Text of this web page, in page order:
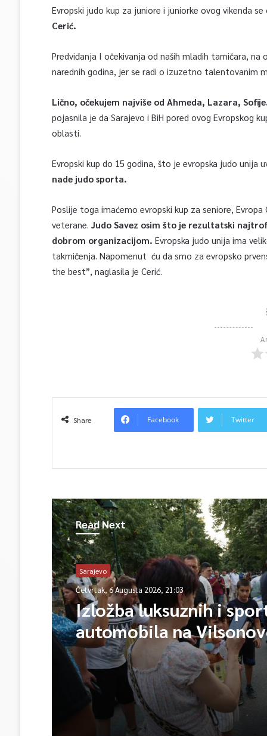
Evropski judo kup za juniore i juniorke ovog vikenda
Cerić.
Predviđanja I očekivanja od naših mladih tamičara,
narednih godina, jer se radi o izuzetno talentovanim
Lično, očekujem najviše od Ahmeda, Lazara,
pojasnila je da Sarajevo i BiH pored ovog Evropskog
oblasti.
Evropski kup do 15 godina, što je evropska judo unija
nade judo sporta.
Poslije toga imaćemo evropski kup za seniore,
veterane. Judo Savez osim što je rezultatski
dobrom organizacijom. Evropska judo unija ima
takmičenja. Napomenut ću da smo za evropsko
the best”, naglasila je Cerić.
Share Facebook Twitter
Read Next
Sarajevo
Četvrtak, 6 Augusta 2026, 21:03
Izložba luksuznih i
automobila na